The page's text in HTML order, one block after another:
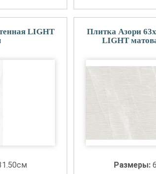
LIGHT
Плитка Азори
LIGHT
Размеры: